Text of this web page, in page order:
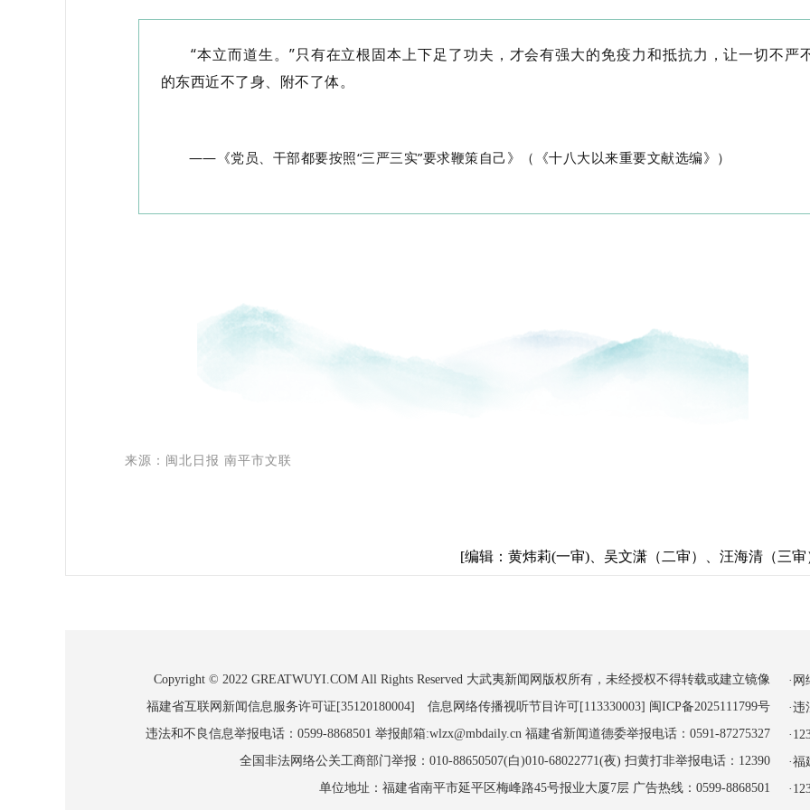
“本立而道生。”只有在立根固本上下足了功夫，才会有强大的免疫力和抵抗力，让一切不严
的东西近不了身、附不了体。
——《党员、干部都要按照“三严三实”要求鞭策自己》（《十八大以来重要文献选编》）
来源：闽北日报 南平市文联
[编辑：黄炜莉(一审)、吴文潇（二审）、汪海清（三审
Copyright © 2022 GREATWUYI.COM All Rights Reserved 大武夷新闻网版权所有，未经授权不得转载或建立镜像
福建省互联网新闻信息服务许可证[35120180004] 信息网络传播视听节目许可[113330003] 闽ICP备2025111799号
违法和不良信息举报电话：0599-8868501 举报邮箱:wlzx@mbdaily.cn 福建省新闻道德委举报电话：0591-87275327
全国非法网络公关工商部门举报：010-88650507(白)010-68022771(夜) 扫黄打非举报电话：12390
单位地址：福建省南平市延平区梅峰路45号报业大厦7层 广告热线：0599-8868501
·
·
·